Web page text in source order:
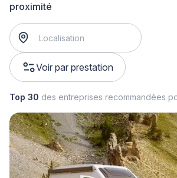
proximité
Voir par prestation
Top 30 des entreprises recommandées